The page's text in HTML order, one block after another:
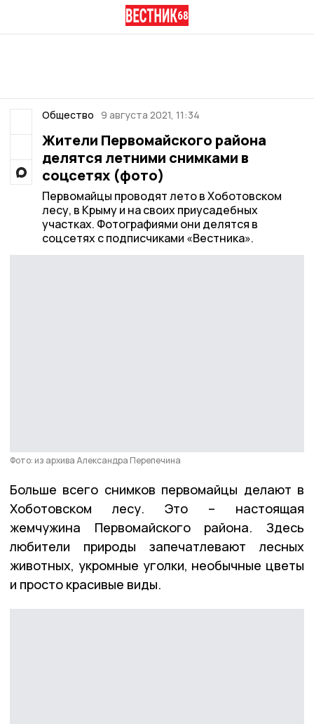
Общество 9 августа 2021, 11:34
Жители Первомайского района
делятся летними снимками в
соцсетях (фото)
Первомайцы проводят лето в Хоботовском
лесу, в Крыму и на своих приусадебных
участках. Фотографиями они делятся в
соцсетях с подписчиками «Вестника».
Фото: из архива Александра Перепечина
Больше всего снимков первомайцы делают в
Хоботовском лесу. Это – настоящая
жемчужина Первомайского района. Здесь
любители природы запечатлевают лесных
животных, укромные уголки, необычные цветы
и просто красивые виды.